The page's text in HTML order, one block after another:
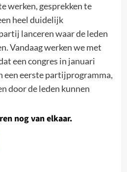
werken, gesprekken te
heel duidelijk
lanceren waar de leden
Vandaag werken we met
een congres in januari
een eerste partijprogramma,
door de leden kunnen
nog van elkaar.